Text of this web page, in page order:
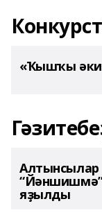
«Ҡышҡы
Алтынсылар
яҙылды